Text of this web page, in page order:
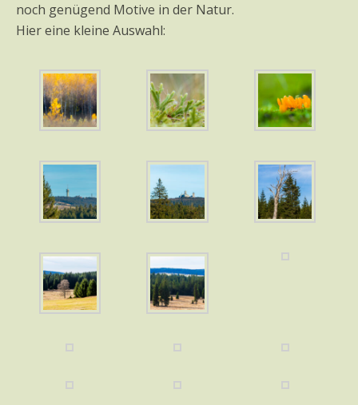
noch genügend Motive in der Natur.
Hier eine kleine Auswahl: